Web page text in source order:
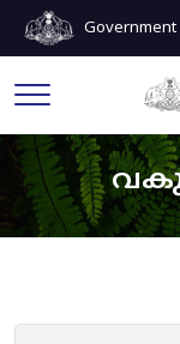
Government